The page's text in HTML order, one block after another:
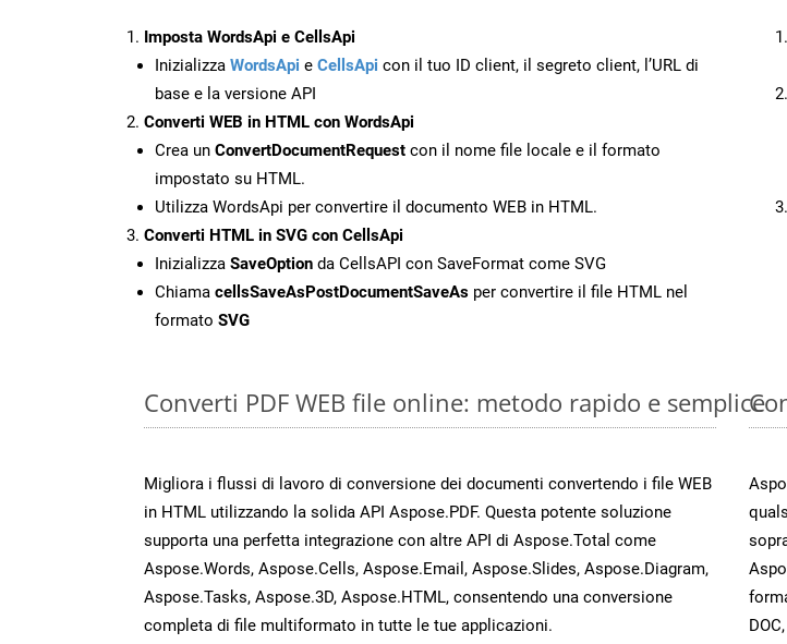
Imposta WordsApi e CellsApi
Inizializza WordsApi e CellsApi con il tuo ID client, il segreto client, l’URL di
base e la versione API
Converti WEB in HTML con WordsApi
Crea un ConvertDocumentRequest con il nome file locale e il formato
impostato su HTML.
Utilizza WordsApi per convertire il documento WEB in HTML.
Converti HTML in SVG con CellsApi
Inizializza SaveOption da CellsAPI con SaveFormat come SVG
Chiama cellsSaveAsPostDocumentSaveAs per convertire il file HTML nel
formato SVG
Converti PDF WEB file online: metodo rapido e semplice
Migliora i flussi di lavoro di conversione dei documenti convertendo i file WEB
in HTML utilizzando la solida API Aspose.PDF. Questa potente soluzione
supporta una perfetta integrazione con altre API di Aspose.Total come
Aspose.Words, Aspose.Cells, Aspose.Email, Aspose.Slides, Aspose.Diagram,
Aspose.Tasks, Aspose.3D, Aspose.HTML, consentendo una conversione
completa di file multiformato in tutte le tue applicazioni.